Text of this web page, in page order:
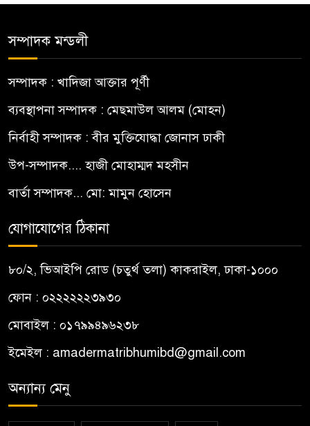
সম্পাদক মন্ডলী
সম্পাদক : খাদিজা আক্তার পূর্ণী
ব্যবস্থাপনা সম্পাদক : মেছমাউল আলম (মোহন)
নির্বাহী সম্পাদক : বীর মুক্তিযোদ্ধা জোনাস ঢাকী
উপ-সম্পাদক.... হাজী মোহাম্মদ মহসীন
বার্তা সম্পাদক... মো: মামুন হোসেন
যোগাযোগের ঠিকানা
৮০/২, ভিআইপি রোড (চতুর্থ তলা) কাকরাইল, ঢাকা-১০০০
ফোন : ০২২২২২২৩৯৩০
মোবাইল : ০১৭৯৯৪৯৬২৩৮
ইমেইল : amadermatribhumibd@gmail.com
অন্যান্য মেনু